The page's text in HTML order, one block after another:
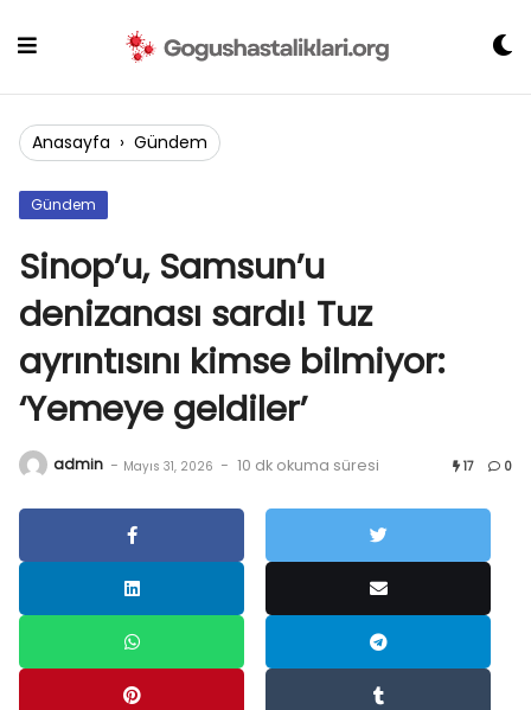
Anasayfa › Gündem
Gündem
Sinop’u, Samsun’u
denizanası sardı! Tuz
ayrıntısını kimse bilmiyor:
‘Yemeye geldiler’
admin - Mayıs 31, 2026 - 10 dk okuma süresi 17 0